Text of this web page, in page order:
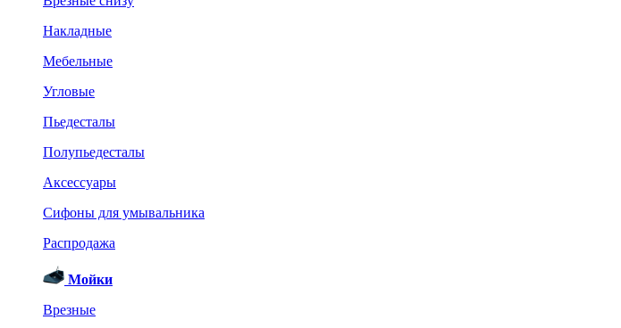
Накладные
Мебельные
Угловые
Пьедесталы
Полупьедесталы
Аксессуары
Сифоны для умывальника
Распродажа
Мойки
Врезные